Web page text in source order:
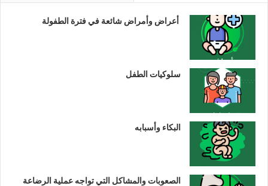
أعراض وأمراض شائعة في فترة الطفولة
سلوكيات الطفل
البكاء وأسبابه
الصعوبات والمشاكل التي تواجه عملية الرضاعة